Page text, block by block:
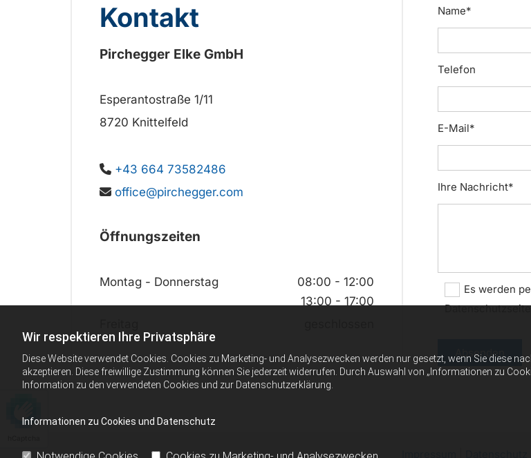
Wir respektieren Ihre Privatsphäre
Diese Website verwendet Cookies. Cookies zu Marketing- und Analysezwecken werden nur gesetzt, wenn Sie diese
akzeptieren. Diese freiwillige Zustimmung können Sie jederzeit widerrufen. Durch Auswahl von „Informationen zu
Information zu den verwendeten Cookies und zur Datenschutzerklärung.
Informationen zu Cookies und Datenschutz
Kontakt
Pirchegger Elke GmbH
Esperantostraße 1/11
8720 Knittelfeld
 +43 664 73582486
 office@pirchegger.com
Öffnungszeiten
Montag - Donnerstag
08:00 - 12:00
13:00 - 17:00
Name*
Telefon
E-Mail*
Ihre Nachricht*
Es werden